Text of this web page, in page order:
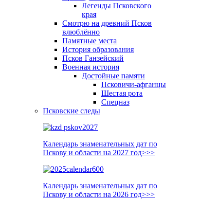
Легенды Псковского
края
Смотрю на древний Псков
влюблённо
Памятные места
История образования
Псков Ганзейский
Военная история
Достойные памяти
Псковичи-афганцы
Шестая рота
Спецназ
Псковские следы
Календарь знаменательных дат по
Пскову и области на 2027 год>>>
Календарь знаменательных дат по
Пскову и области на 2026 год>>>